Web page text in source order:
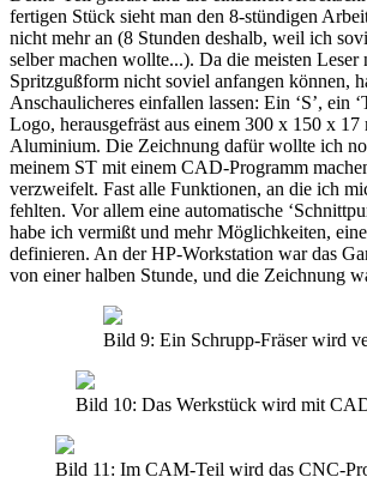
fertigen Stück sieht man den 8-stündigen
nicht mehr an (8 Stunden deshalb, weil ich
selber machen wollte...). Da die meisten Leser
Spritzgußform nicht soviel anfangen können,
Anschaulicheres einfallen lassen: Ein ‘S’, ein
Logo, herausgefräst aus einem 300 x 150 x
Aluminium. Die Zeichnung dafür wollte ich
meinem ST mit einem CAD-Programm
verzweifelt. Fast alle Funktionen, an die ich
fehlten. Vor allem eine automatische
habe ich vermißt und mehr Möglichkeiten,
definieren. An der HP-Workstation war das
von einer halben Stunde, und die Zeichnung
Bild 9: Ein Schrupp-Fräser wird
Bild 10: Das Werkstück wird mit
Bild 11: Im CAM-Teil wird das CNC-